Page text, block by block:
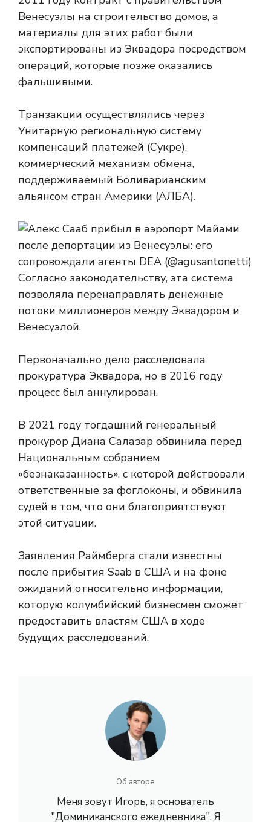
Венесуэлы на строительство домов, а
материалы для этих работ были
экспортированы из Эквадора посредством
операций, которые позже оказались
фальшивыми.
Транзакции осуществлялись через
Унитарную региональную систему
компенсаций платежей (Сукре),
коммерческий механизм обмена,
поддерживаемый Боливарианским
альянсом стран Америки (АЛБА).
Согласно законодательству, эта система
позволяла перенаправлять денежные
потоки миллионеров между Эквадором и
Венесуэлой.
Первоначально дело расследовала
прокуратура Эквадора, но в 2016 году
процесс был аннулирован.
В 2021 году тогдашний генеральный
прокурор Диана Салазар обвинила перед
Национальным собранием
«безнаказанность», с которой действовали
ответственные за фоглоконы, и обвинила
судей в том, что они благоприятствуют
этой ситуации.
Заявления Раймберга стали известны
после прибытия Saab в США и на фоне
ожиданий относительно информации,
которую колумбийский бизнесмен сможет
предоставить властям США в ходе
будущих расследований.
Об авторе
Меня зовут Игорь, я основатель
"Доминиканского ежедневника". Я